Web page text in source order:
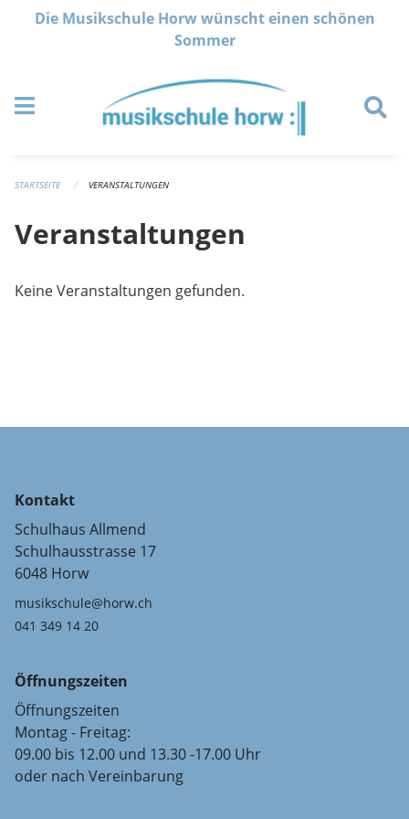
Navigation überspringen
Die Musikschule Horw wünscht einen schönen
Sommer
STARTSEITE VERANSTALTUNGEN
Veranstaltungen
Keine Veranstaltungen gefunden.
Kontakt
Schulhaus Allmend
Schulhausstrasse 17
6048 Horw
musikschule@horw.ch
041 349 14 20
Öffnungszeiten
Öffnungszeiten
Montag - Freitag:
09.00 bis 12.00 und 13.30 -17.00 Uhr
oder nach Vereinbarung